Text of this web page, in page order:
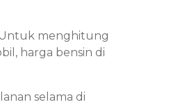
menghitung
harga bensin di
selama di